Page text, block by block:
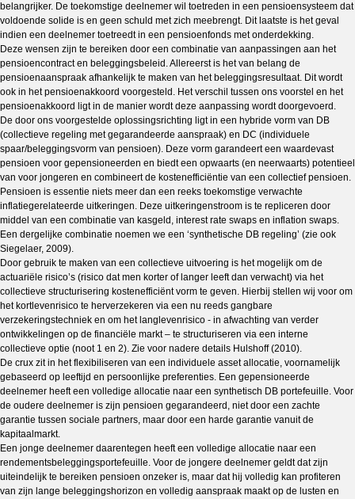
belangrijker. De toekomstige deelnemer wil toetreden in een pensioensysteem dat
voldoende solide is en geen schuld met zich meebrengt. Dit laatste is het geval
indien een deelnemer toetreedt in een pensioenfonds met onderdekking.
Deze wensen zijn te bereiken door een combinatie van aanpassingen aan het
pensioencontract en beleggingsbeleid. Allereerst is het van belang de
pensioenaanspraak afhankelijk te maken van het beleggingsresultaat. Dit wordt
ook in het pensioenakkoord voorgesteld. Het verschil tussen ons voorstel en het
pensioenakkoord ligt in de manier wordt deze aanpassing wordt doorgevoerd.
De door ons voorgestelde oplossingsrichting ligt in een hybride vorm van DB
(collectieve regeling met gegarandeerde aanspraak) en DC (individuele
spaar/beleggingsvorm van pensioen). Deze vorm garandeert een waardevast
pensioen voor gepensioneerden en biedt een opwaarts (en neerwaarts) potentieel
van voor jongeren en combineert de kostenefficiëntie van een collectief pensioen.
Pensioen is essentie niets meer dan een reeks toekomstige verwachte
inflatiegerelateerde uitkeringen. Deze uitkeringenstroom is te repliceren door
middel van een combinatie van kasgeld, interest rate swaps en inflation swaps.
Een dergelijke combinatie noemen we een ‘synthetische DB regeling’ (zie ook
Siegelaer, 2009).
Door gebruik te maken van een collectieve uitvoering is het mogelijk om de
actuariële risico’s (risico dat men korter of langer leeft dan verwacht) via het
collectieve structurisering kostenefficiënt vorm te geven. Hierbij stellen wij voor om
het kortlevenrisico te herverzekeren via een nu reeds gangbare
verzekeringstechniek en om het langlevenrisico - in afwachting van verder
ontwikkelingen op de financiële markt – te structuriseren via een interne
collectieve optie (noot 1 en 2). Zie voor nadere details Hulshoff (2010).
De crux zit in het flexibiliseren van een individuele asset allocatie, voornamelijk
gebaseerd op leeftijd en persoonlijke preferenties. Een gepensioneerde
deelnemer heeft een volledige allocatie naar een synthetisch DB portefeuille. Voor
de oudere deelnemer is zijn pensioen gegarandeerd, niet door een zachte
garantie tussen sociale partners, maar door een harde garantie vanuit de
kapitaalmarkt.
Een jonge deelnemer daarentegen heeft een volledige allocatie naar een
rendementsbeleggingsportefeuille. Voor de jongere deelnemer geldt dat zijn
uiteindelijk te bereiken pensioen onzeker is, maar dat hij volledig kan profiteren
van zijn lange beleggingshorizon en volledig aanspraak maakt op de lusten en